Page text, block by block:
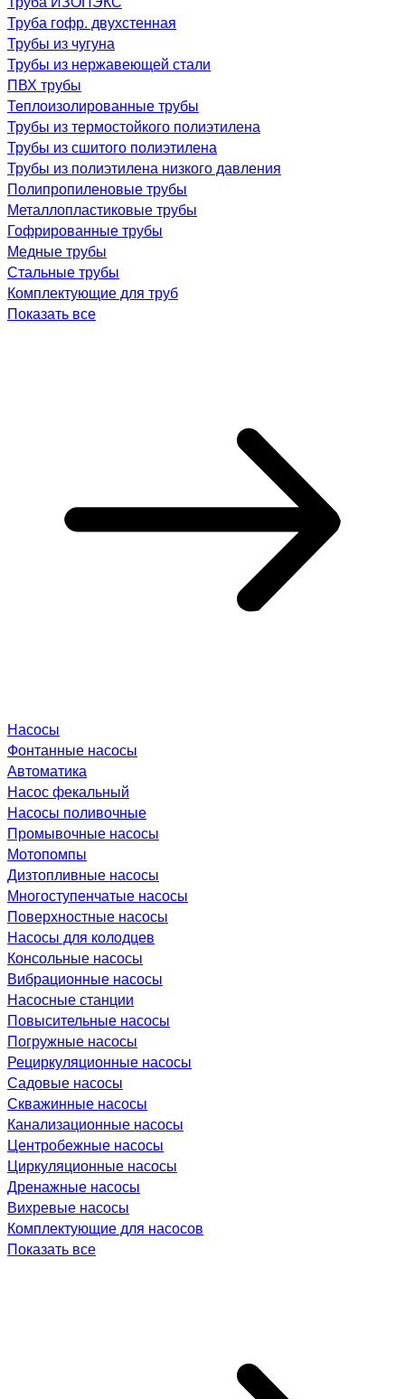
Труба гофр. двухстенная
Трубы из чугуна
Трубы из нержавеющей стали
ПВХ трубы
Теплоизолированные трубы
Трубы из термостойкого полиэтилена
Трубы из сшитого полиэтилена
Трубы из полиэтилена низкого давления
Полипропиленовые трубы
Металлопластиковые трубы
Гофрированные трубы
Медные трубы
Стальные трубы
Комплектующие для труб
Показать все
Насосы
Фонтанные насосы
Автоматика
Насос фекальный
Насосы поливочные
Промывочные насосы
Мотопомпы
Дизтопливные насосы
Многоступенчатые насосы
Поверхностные насосы
Насосы для колодцев
Консольные насосы
Вибрационные насосы
Насосные станции
Повысительные насосы
Погружные насосы
Рециркуляционные насосы
Садовые насосы
Скважинные насосы
Канализационные насосы
Центробежные насосы
Циркуляционные насосы
Дренажные насосы
Вихревые насосы
Комплектующие для насосов
Показать все